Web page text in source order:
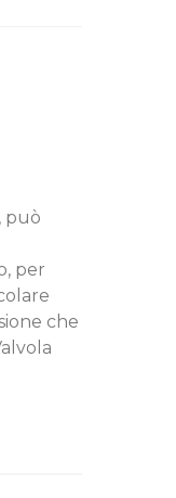
può
per
che